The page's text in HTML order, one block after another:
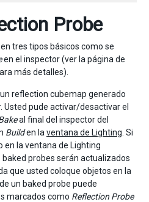
Probe
tres tipos básicos como se
en el inspector (ver la página de
más detalles).
reflection cubemap generado
Usted pude activar/desactivar el
al final del inspector del
Builden la ventana de Lighting . Si
en la ventana de Lighting
probes serán actualizados
que usted coloque objetos en la
un baked probe puede
marcados como Reflection Probe